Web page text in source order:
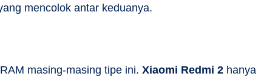
mencolok antar keduanya.
masing-masing tipe ini. Xiaomi Redmi 2 hanya